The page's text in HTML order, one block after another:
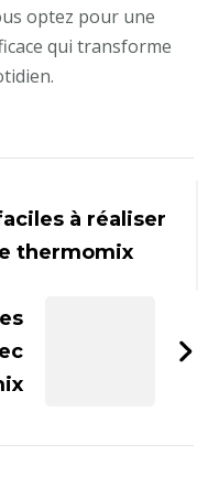
optez pour une
qui transforme
à réaliser
thermomix